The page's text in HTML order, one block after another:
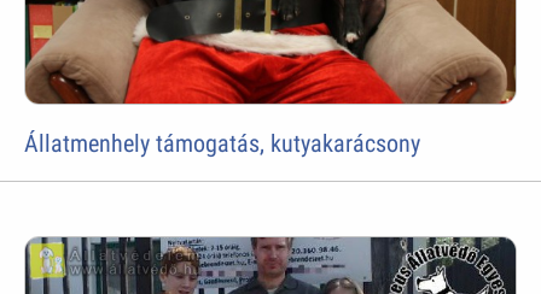
Állatmenhely támogatás, kutyakarácsony